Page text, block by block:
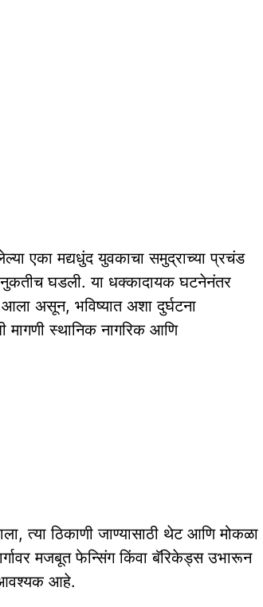
एका मद्यधुंद युवकाचा समुद्राच्या प्रचंड
नुकतीच घडली. या धक्कादायक घटनेनंतर
आला असून, भविष्यात अशा दुर्घटना
मागणी स्थानिक नागरिक आणि
त्या ठिकाणी जाण्यासाठी थेट आणि मोकळा
मजबूत फेन्सिंग किंवा बॅरिकेड्स उभारून
आवश्यक आहे.